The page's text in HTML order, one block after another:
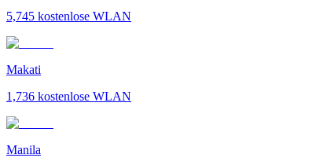
5,745 kostenlose WLAN
Makati
1,736 kostenlose WLAN
Manila